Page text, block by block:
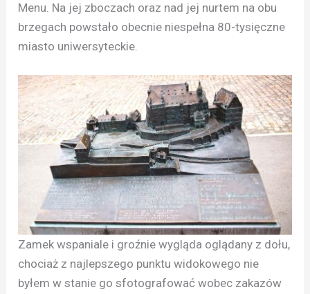
Menu. Na jej zboczach oraz nad jej nurtem na obu
brzegach powstało obecnie niespełna 80-tysięczne
miasto uniwersyteckie.
Zamek wspaniale i groźnie wygląda oglądany z dołu,
chociaż z najlepszego punktu widokowego nie
byłem w stanie go sfotografować wobec zakazów